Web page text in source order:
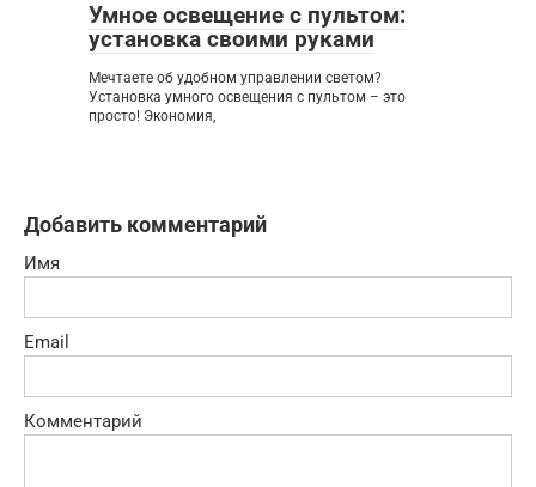
Умное освещение с пультом:
установка своими руками
Мечтаете об удобном управлении светом?
Установка умного освещения с пультом – это
просто! Экономия,
Добавить комментарий
Имя
Email
Комментарий